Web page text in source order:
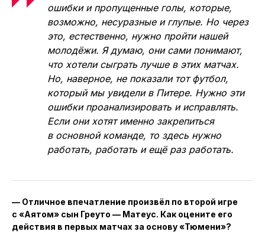
ошибки и пропущенные голы, которые,
возможно, несуразные и глупые. Но через
это, естественно, нужно пройти нашей
молодёжи. Я думаю, они сами понимают,
что хотели сыграть лучше в этих матчах.
Но, наверное, не показали тот футбол,
который мы увидели в Питере. Нужно эти
ошибки проанализировать и исправлять.
Если они хотят именно закрепиться
в основной команде, то здесь нужно
работать, работать и ещё раз работать.
— Отличное впечатление произвёл по второй игре
с «Аятом» сын Греуто — Матеус. Как оцените его
действия в первых матчах за основу «Тюмени»?